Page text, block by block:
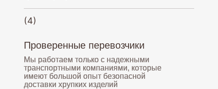
Мы работаем только с надежными
транспортными компаниями, которые
имеют большой опыт безопасной
доставки хрупких изделий
Проверенные перевозчики
(4)